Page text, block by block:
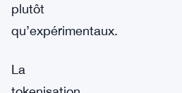
plutôt
qu’expérimentaux.
La